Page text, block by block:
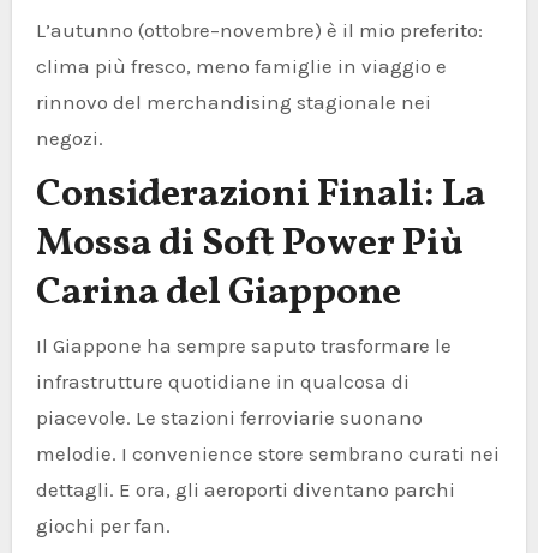
L’autunno (ottobre–novembre) è il mio preferito:
clima più fresco, meno famiglie in viaggio e
rinnovo del merchandising stagionale nei
negozi.
Considerazioni Finali: La
Mossa di Soft Power Più
Carina del Giappone
Il Giappone ha sempre saputo trasformare le
infrastrutture quotidiane in qualcosa di
piacevole. Le stazioni ferroviarie suonano
melodie. I convenience store sembrano curati nei
dettagli. E ora, gli aeroporti diventano parchi
giochi per fan.